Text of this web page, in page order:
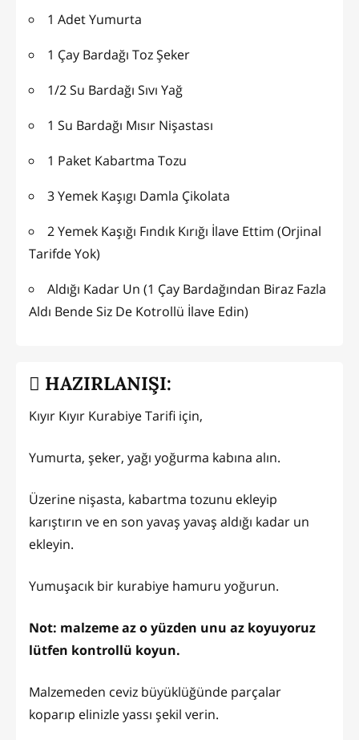
1 Adet Yumurta
1 Çay Bardağı Toz Şeker
1/2 Su Bardağı Sıvı Yağ
1 Su Bardağı Mısır Nişastası
1 Paket Kabartma Tozu
3 Yemek Kaşıgı Damla Çikolata
2 Yemek Kaşığı Fındık Kırığı İlave Ettim (Orjinal
Tarifde Yok)
Aldığı Kadar Un (1 Çay Bardağından Biraz Fazla
Aldı Bende Siz De Kotrollü İlave Edin)
HAZIRLANIŞI:
Kıyır Kıyır Kurabiye Tarifi için,
Yumurta, şeker, yağı yoğurma kabına alın.
Üzerine nişasta, kabartma tozunu ekleyip
karıştırın ve en son yavaş yavaş aldığı kadar un
ekleyin.
Yumuşacık bir kurabiye hamuru yoğurun.
Not: malzeme az o yüzden unu az koyuyoruz
lütfen kontrollü koyun.
Malzemeden ceviz büyüklüğünde parçalar
koparıp elinizle yassı şekil verin.